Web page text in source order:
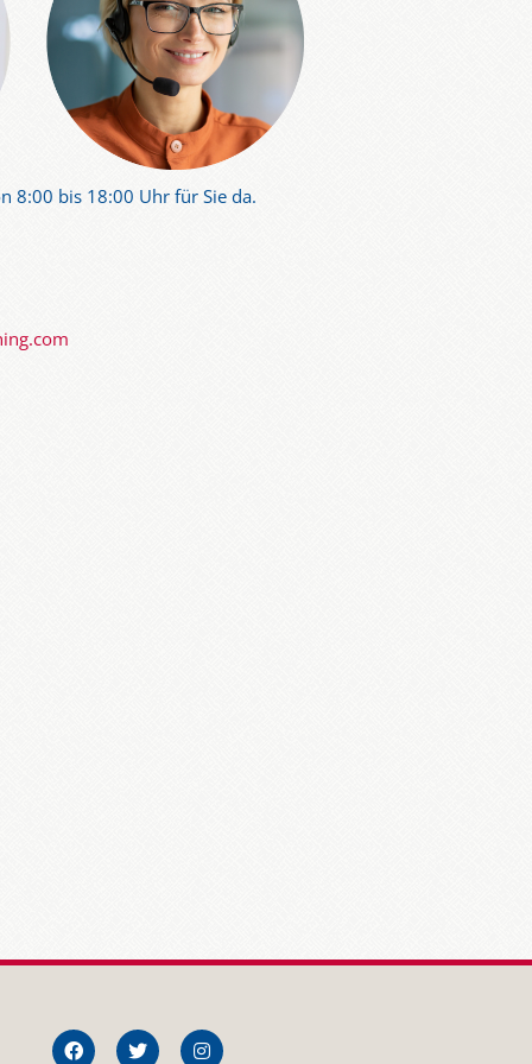
8:00 bis 18:00 Uhr für Sie da.